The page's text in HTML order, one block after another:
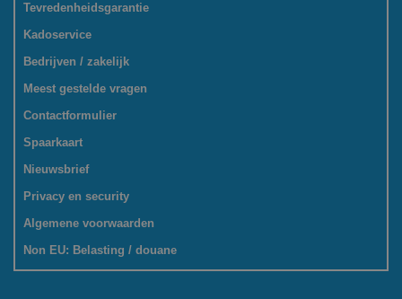
Tevredenheidsgarantie
Kadoservice
Bedrijven / zakelijk
Meest gestelde vragen
Contactformulier
Spaarkaart
Nieuwsbrief
Privacy en security
Algemene voorwaarden
Non EU: Belasting / douane